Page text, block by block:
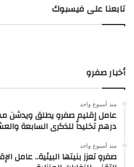
تابعنا على فيسبوك
أخبار صفرو
منذ أسبوع واحد
درهم تخليداً للذكرى السابعة
منذ أسبوع واحد
صفرو تعزز بنيتها البيئية.. عامل